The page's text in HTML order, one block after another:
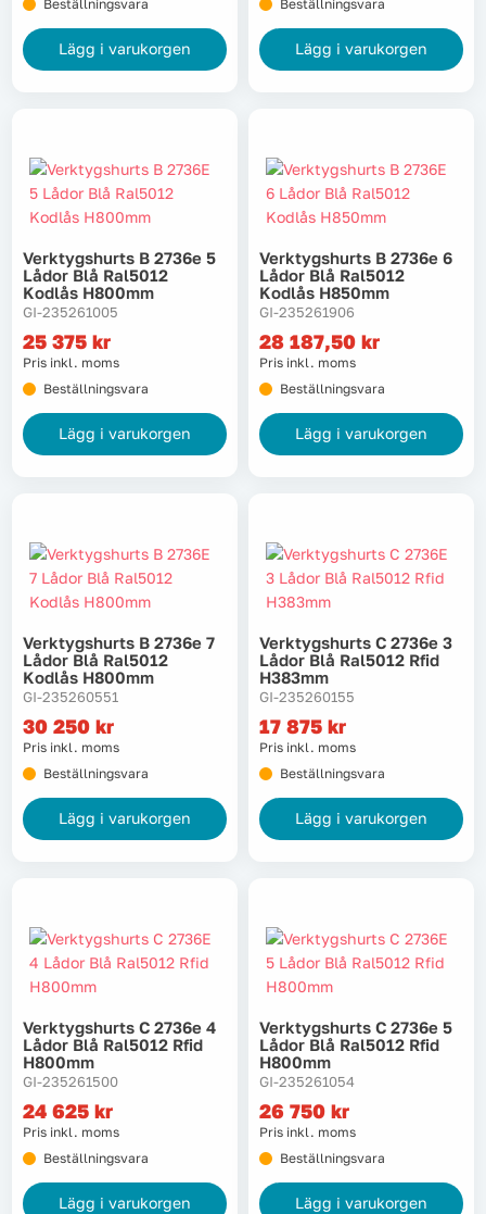
Beställningsvara
Lägg i varukorgen
Beställningsvara
Lägg i varukorgen
Verktygshurts B 2736e 5
Lådor Blå Ral5012
Kodlås H800mm
GI-235261005
25 375 kr
Pris inkl. moms
Beställningsvara
Lägg i varukorgen
Verktygshurts B 2736e 6
Lådor Blå Ral5012
Kodlås H850mm
GI-235261906
28 187,50 kr
Pris inkl. moms
Beställningsvara
Lägg i varukorgen
Verktygshurts B 2736e 7
Lådor Blå Ral5012
Kodlås H800mm
GI-235260551
30 250 kr
Pris inkl. moms
Beställningsvara
Lägg i varukorgen
Verktygshurts C 2736e 3
Lådor Blå Ral5012 Rfid
H383mm
GI-235260155
17 875 kr
Pris inkl. moms
Beställningsvara
Lägg i varukorgen
Verktygshurts C 2736e 4
Lådor Blå Ral5012 Rfid
H800mm
GI-235261500
24 625 kr
Pris inkl. moms
Beställningsvara
Lägg i varukorgen
Verktygshurts C 2736e 5
Lådor Blå Ral5012 Rfid
H800mm
GI-235261054
26 750 kr
Pris inkl. moms
Beställningsvara
Lägg i varukorgen